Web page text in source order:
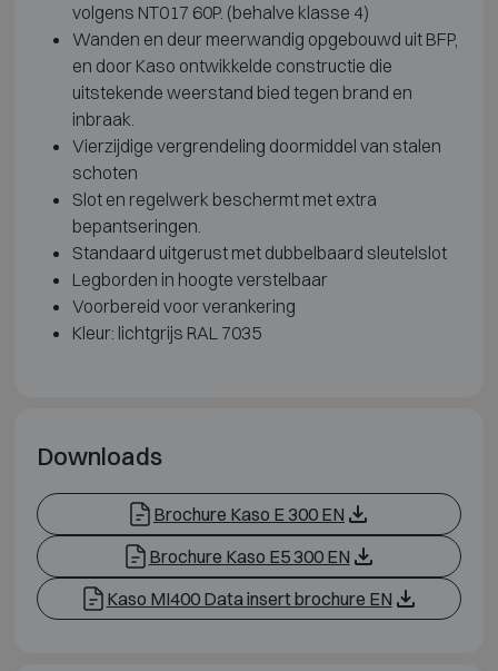
volgens NT017 60P. (behalve klasse 4)
Wanden en deur meerwandig opgebouwd uit BFP,
en door Kaso ontwikkelde constructie die
uitstekende weerstand bied tegen brand en
inbraak.
Vierzijdige vergrendeling doormiddel van stalen
schoten
Slot en regelwerk beschermt met extra
bepantseringen.
Standaard uitgerust met dubbelbaard sleutelslot
Legborden in hoogte verstelbaar
Voorbereid voor verankering
Kleur: lichtgrijs RAL 7035
Downloads
Brochure Kaso E 300 EN
Brochure Kaso E5 300 EN
Kaso MI400 Data insert brochure EN